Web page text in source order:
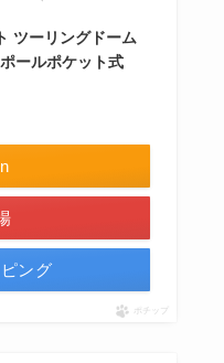
ツーリングドーム
ールポケット式
ング
ポチップ